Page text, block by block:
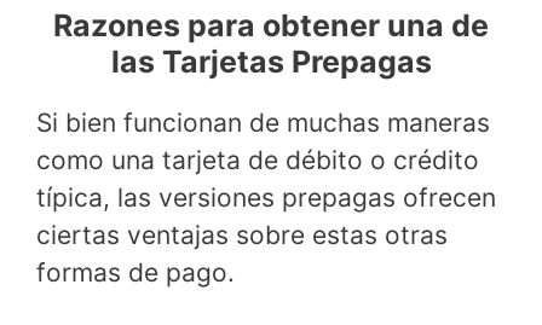
Razones para obtener una de
las Tarjetas Prepagas
Si bien funcionan de muchas maneras
como una tarjeta de débito o crédito
típica, las versiones prepagas ofrecen
ciertas ventajas sobre estas otras
formas de pago.